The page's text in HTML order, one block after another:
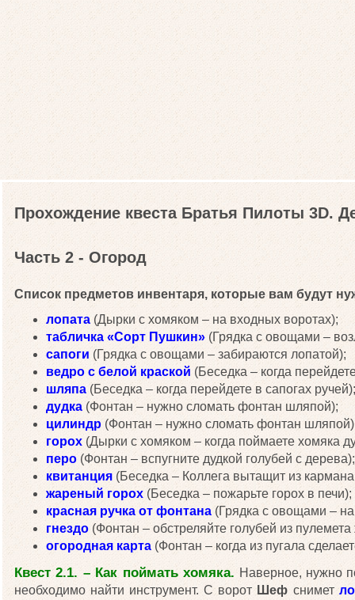
Прохождение квеста Братья Пилоты 3D.
Часть 2 - Огород
Список предметов инвентаря, которые вам будут
лопата (Дырки с хомяком – на входных воротах);
табличка «Сорт Пушкин» (Грядка с овощами –
сапоги (Грядка с овощами – забираются лопатой);
ведро с белой краской (Беседка – когда
шляпа (Беседка – когда перейдете в сапогах ручей);
дудка (Фонтан – нужно сломать фонтан шляпой);
цилиндр (Фонтан – нужно сломать фонтан
горох (Дырки с хомяком – когда поймаете хомяка
перо (Фонтан – вспугните дудкой голубей с дерева);
квитанция (Беседка – Коллега вытащит из кармана
жареный горох (Беседка – пожарьте горох в печи);
красная ручка от фонтана (Грядка с овощами –
гнездо (Фонтан – обстреляйте голубей из
огородная карта (Фонтан – когда из пугала
Квест 2.1. – Как поймать хомяка. Наверное, нужно
необходимо найти инструмент. С воротШеф снимет